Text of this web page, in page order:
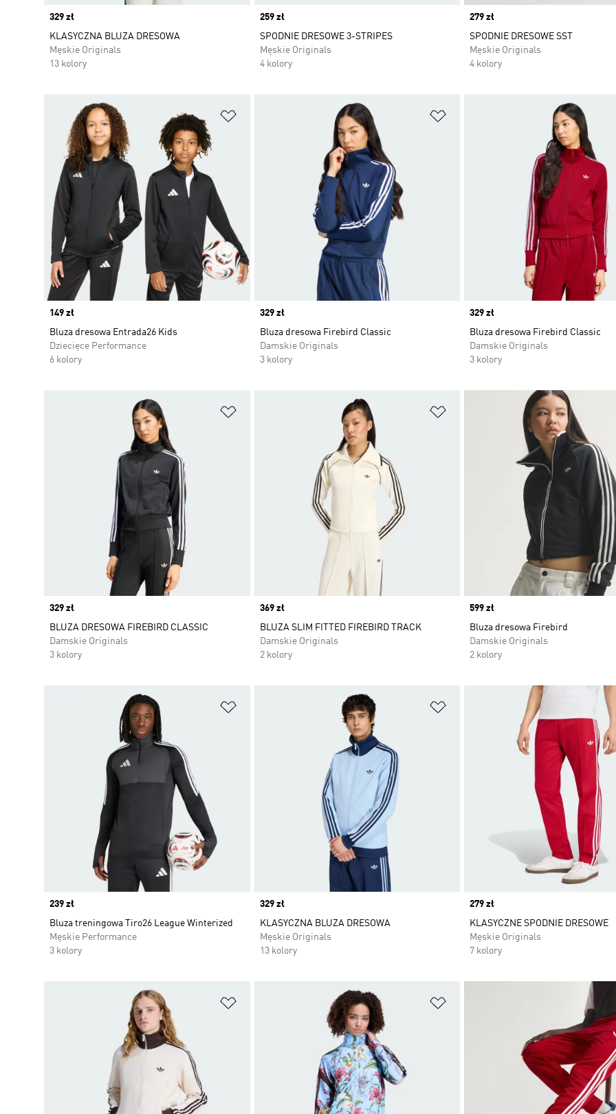
Price
329 zł
KLASYCZNA BLUZA DRESOWA
Męskie Originals
13 kolory
Price
259 zł
SPODNIE DRESOWE 3-STRIPES
Męskie Originals
4 kolory
Price
279 zł
SPODNIE DRESOWE SST
Męskie Originals
4 kolory
Dodaj do listy życzeń
Price
149 zł
Bluza dresowa Entrada26 Kids
Dziecięce Performance
6 kolory
Price
329 zł
Bluza dresowa Firebird Classic
Damskie Originals
3 kolory
Price
329 zł
Bluza dresowa Firebird Classic
Damskie Originals
3 kolory
Price
329 zł
BLUZA DRESOWA FIREBIRD CLASSIC
Damskie Originals
3 kolory
Dodaj do listy życzeń
Price
369 zł
BLUZA SLIM FITTED FIREBIRD TRACK
Damskie Originals
2 kolory
Price
599 zł
Bluza dresowa Firebird
Damskie Originals
2 kolory
Price
239 zł
Bluza treningowa Tiro26 League Winterized
Męskie Performance
3 kolory
Dodaj do listy życzeń
Price
329 zł
KLASYCZNA BLUZA DRESOWA
Męskie Originals
13 kolory
Price
279 zł
KLASYCZNE SPODNIE DRESOWE
Męskie Originals
7 kolory
Dodaj do listy życzeń